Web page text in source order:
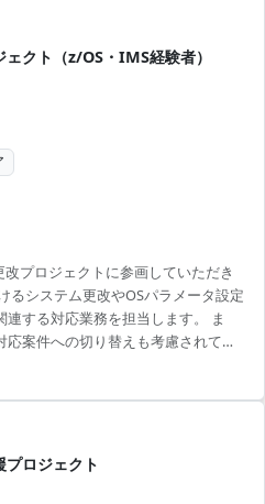
クト（z/OS・IMS経験者）
プロジェクトに参画していただき
るシステム更改やOSパラメータ設定
する対応業務を担当します。 ま
案件への切り替えも考慮されてい
ステムの経験を増やしたい方、高
トメインで効率よく働くことがで
界に特化したシステム開発の専門
プロジェクト